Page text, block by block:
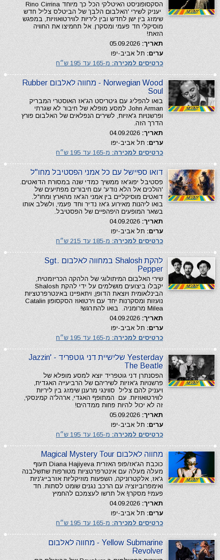
הסקסופוניסט האיטלקי הכל כך מיוחד Rino Cirrina
יעניק לשירי 'האלבום הלבן' של הביטלס צליל חדש
שימזג בין ישן לחדש ובין ליריות לווירטואוזיות, במפגש
מוסיקלי חד פעמי ומסקרן. אל תחמיצו את החוויה
הזאת!
תאריך:
ערים: תל אביב-יפו
כרטיסים למכירה: מ-165 עד 195 ש״ח
Norwegian Wood - מחווה לאלבום Rubber
Soul
בואו להפליג עם גיטריסט הג'אז האוסטרי המבריק
John Arman למסע מופלא של חיבור לא שגרתי
ופרשנויות ג'אזיות, לשירים הנפלאים של האלבום פורץ
הדרך הזה.
תאריך:
ערים: תל אביב-יפו
כרטיסים למכירה: מ-165 עד 195 ש״ח
דואו ספיישל עם כל אמני הפסטיבל מחו"ל
פסטיבל יפוג'אז ממשיך כמדי שנה במסורת הדואטים.
'הולכים אל הלא נודע' עם חיבורים מפתיעים של
דואטים מוסיקליים בין אמני הג'אז מהארץ ומחו"ל.
בואו ליהנות מאירוע ג'אז נדיר וחד פעמי, ולשלב אותו
בשאר המופעים היפהפיים של הפסטיבל.
תאריך:
ערים: תל אביב-יפו
כרטיסים למכירה: מ-185 עד 215 ש״ח
להקת Shalosh במחווה לאלבום Sgt.
Pepper
שירי האלבום המיתולוגי של הלהקה הכריזמטית,
יקבלו ביצועים מושלמים על ידי להקת Shalosh
הבינלאומית ויוצאת הדופן, ויתאפיינו באינטרפרטציות
נועזות ומסקרנות יחד עם וירטואוז הסקסופון Catalin
Milea מרומניה. בואו להתרגש!
תאריך:
ערים: תל אביב-יפו
כרטיסים למכירה: מ-165 עד 195 ש״ח
Yesterday שלישיית דני גוטפריד - Jazzin'
The Beatle
הפסנתרן דני גוטפריד יוצא למסע מופלא של
פרשנויות ג'אזיות לשיריהם של הרביעייה האגדית,
ויעניק להם צליל סווינגי מרענן שימזג בין ליריות
לווירטואוזיות. עם המתופף האגדי, ארהל'ה קמינסקי,
זה לא יכול להיות פחות ממדהים!
תאריך:
ערים: תל אביב-יפו
כרטיסים למכירה: מ-165 עד 195 ש״ח
מחווה לאלבום Magical Mystery Tour
כוכבת הג'אז/פופ האזרית Diana Hajiyeva תעוף
מעלה מעלה עם אינטרפרטציות מטורפות שתשלבנה
ג'אז, אלקטרוניקה, השפעות מוזיקליות אזרבייג'ניות
ואימפרוביזציה עם הרכב נגנים שומט לסתות. חד
פעמי! מסקרן! אל תרשו לעצמכם להחמיץ
תאריך:
ערים: תל אביב-יפו
כרטיסים למכירה: מ-165 עד 195 ש״ח
Yellow Submarine - מחווה לאלבום
Revolver